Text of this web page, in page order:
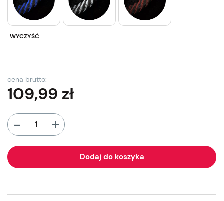
WYCZYŚĆ
cena brutto:
109,99 zł
- +
Dodaj do koszyka